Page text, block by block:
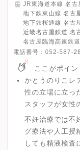
JR東海道本線 名古
地下鉄東山線 名古
地下鉄桜通線 名古
近畿名古屋鉄道 名
名古屋臨海高速鉄
電話番号： 052-587-
ここがポイン
かとうのりこレ
性の立場に立っ
スタッフが女性
ではのお悩みが
ります。
不妊治療では不
グ療法や人工授
しても精液検査